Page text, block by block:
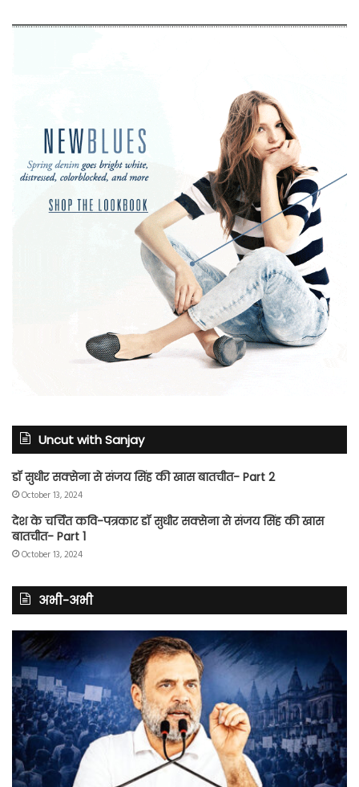
Uncut with Sanjay
डॉ सुधीर सक्सेना से संजय सिंह की खास बातचीत- Part 2
October 13, 2024
देश के चर्चित कवि-पत्रकार डॉ सुधीर सक्सेना से संजय सिंह की खास
बातचीत- Part 1
October 13, 2024
अभी-अभी